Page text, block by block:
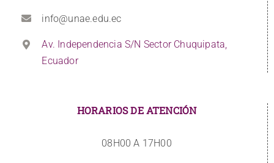
info@unae.edu.ec
Av. Independencia S/N Sector Chuquipata,
Ecuador
HORARIOS DE ATENCIÓN
08H00 A 17H00